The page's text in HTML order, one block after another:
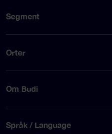
Segment
Orter
Om Budi
Språk / Language